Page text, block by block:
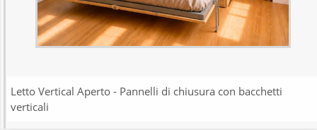
Letto Vertical Aperto - Pannelli di chiusura con bacchetti
verticali